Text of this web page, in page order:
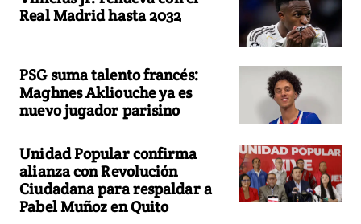
Real Madrid hasta 2032
PSG suma talento francés:
Maghnes Akliouche ya es
nuevo jugador parisino
Unidad Popular confirma
alianza con Revolución
Ciudadana para respaldar a
Pabel Muñoz en Quito